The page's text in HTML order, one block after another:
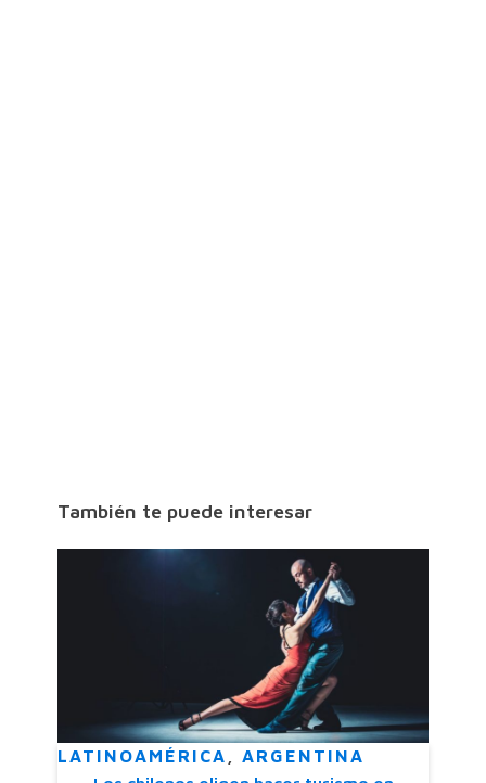
También te puede interesar
LATINOAMÉRICA
ARGENTINA